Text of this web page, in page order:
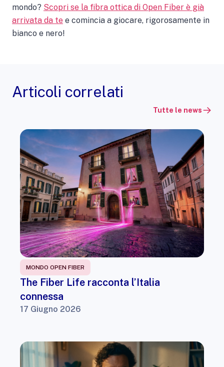
mondo? Scopri se la fibra ottica di Open Fiber è già
arrivata da te e comincia a giocare, rigorosamente in
bianco e nero!
Articoli correlati
Tutte le news
MONDO OPEN FIBER
The Fiber Life racconta l’Italia
connessa
17 Giugno 2026